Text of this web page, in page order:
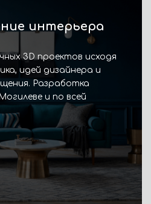
интерьера
3D проектов исходя
идей дизайнера и
Разработка
и по всей